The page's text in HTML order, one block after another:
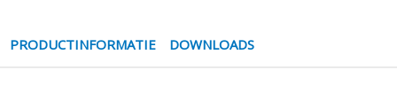
PRODUCTINFORMATIE DOWNLOADS